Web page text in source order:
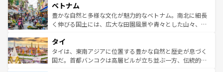
参照してほしい。
容にもいいと評判のスイーツなど、バラエティ豊かな料理
が味わえる。 なお、新着の台湾情報は コンテンツ一覧を参
照してほしい。
き、地方に足を延ばせば四季折々の自然美を楽しむことが
できる。そして、キムチや焼肉、絶品のストリートフード
まで、さまざまな韓国料理が待っている。夜には、韓国な
リティに包まれながら、韓国の多彩な魅力を心ゆくまで味
わってみてほしい。 なお、新着の韓国情報はコンテンツ一
覧を参照してほしい。
ベトナム
豊かな自然と多様な文化が魅力的なベトナム。南北に細長
く伸びる国土には、広大な田園風景や青々とした山々、世
急速な発展と共に伝統が息づく。ハノイの古い町並みやホ
ーチミン市のフランス統治時代の建物も、独特の雰囲気を
醸し出している。また、バラエティの豊かさとおいしさで
タイ
タイは、東南アジアに位置する豊かな自然と歴史が息づく
国だ。首都バンコクは高層ビルが立ち並ぶ一方、伝統的な